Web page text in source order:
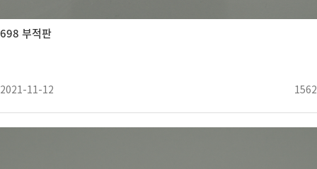
698 부적판
2021-11-12 1562